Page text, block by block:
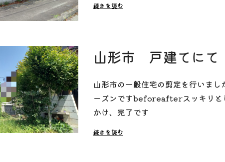
続きを読む
山形市 戸建てに
山形市の一般住宅の剪定を行いまし
ーズンですbeforeafterスッキリと
かけ、完了です
続きを読む